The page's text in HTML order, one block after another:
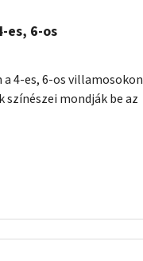
es, 6-os
4-es, 6-os villamosokon
színészei mondják be az